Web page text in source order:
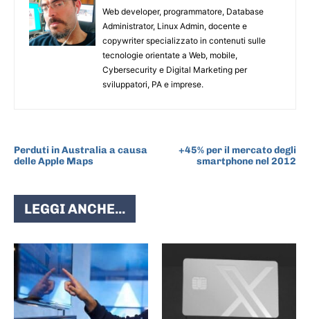
Web developer, programmatore, Database
Administrator, Linux Admin, docente e
copywriter specializzato in contenuti sulle
tecnologie orientate a Web, mobile,
Cybersecurity e Digital Marketing per
sviluppatori, PA e imprese.
Perduti in Australia a causa
delle Apple Maps
+45% per il mercato degli
smartphone nel 2012
LEGGI ANCHE...